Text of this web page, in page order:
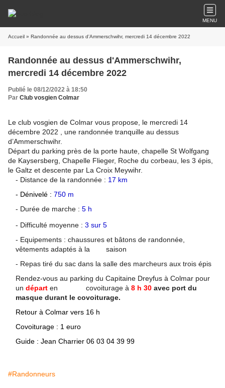
MENU
Accueil » Randonnée au dessus d'Ammerschwihr, mercredi 14 décembre 2022
Randonnée au dessus d'Ammerschwihr,
mercredi 14 décembre 2022
Publié le 08/12/2022 à 18:50
Par Club vosgien Colmar
Le club vosgien de Colmar vous propose, le mercredi 14
décembre 2022 , une randonnée tranquille au dessus
d’Ammerschwihr.
Départ du parking près de la porte haute, chapelle St Wolfgang
de Kaysersberg, Chapelle Flieger, Roche du corbeau, les 3 épis,
le Galtz et descente par La Croix Meywihr.
- Distance de la randonnée : 17 km
- Dénivelé : 750 m
- Durée de marche : 5 h
- Difficulté moyenne : 3 sur 5
- Equipements : chaussures et bâtons de randonnée,
vêtements adaptés à la saison
- Repas tiré du sac dans la salle des marcheurs aux trois épis
Rendez-vous au parking du Capitaine Dreyfus à Colmar pour
un départ en covoiturage à 8 h 30 avec port du
masque durant le covoiturage.
Retour à Colmar vers 16 h
Covoiturage : 1 euro
Guide : Jean Charrier 06 03 04 39 99
#Randonneurs